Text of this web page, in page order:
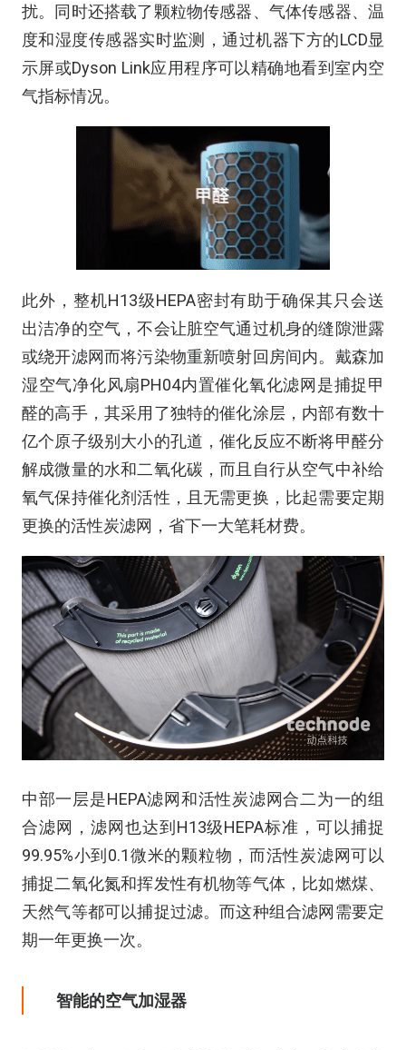
扰。同时还搭载了颗粒物传感器、气体传感器、温
度和湿度传感器实时监测，通过机器下方的LCD显
示屏或Dyson Link应用程序可以精确地看到室内空
气指标情况。
此外，整机H13级HEPA密封有助于确保其只会送
出洁净的空气，不会让脏空气通过机身的缝隙泄露
或绕开滤网而将污染物重新喷射回房间内。戴森加
湿空气净化风扇PH04内置催化氧化滤网是捕捉甲
醛的高手，其采用了独特的催化涂层，内部有数十
亿个原子级别大小的孔道，催化反应不断将甲醛分
解成微量的水和二氧化碳，而且自行从空气中补给
氧气保持催化剂活性，且无需更换，比起需要定期
更换的活性炭滤网，省下一大笔耗材费。
中部一层是HEPA滤网和活性炭滤网合二为一的组
合滤网，滤网也达到H13级HEPA标准，可以捕捉
99.95%小到0.1微米的颗粒物，而活性炭滤网可以
捕捉二氧化氮和挥发性有机物等气体，比如燃煤、
天然气等都可以捕捉过滤。而这种组合滤网需要定
期一年更换一次。
智能的空气加湿器